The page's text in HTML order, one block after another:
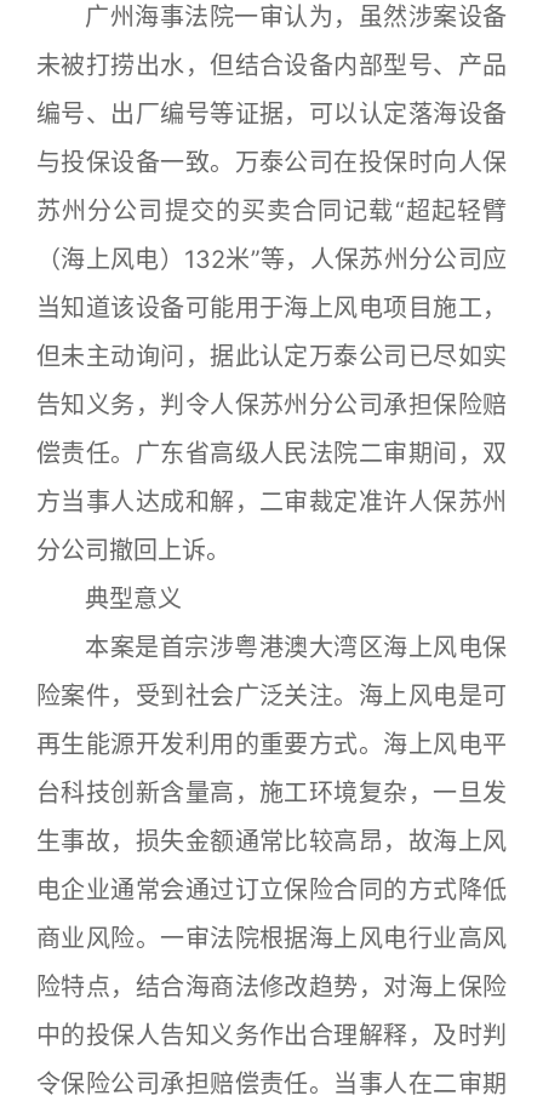
广州海事法院一审认为，虽然涉案设备
未被打捞出水，但结合设备内部型号、产品
编号、出厂编号等证据，可以认定落海设备
与投保设备一致。万泰公司在投保时向人保
苏州分公司提交的买卖合同记载“超起轻臂
（海上风电）132米”等，人保苏州分公司应
当知道该设备可能用于海上风电项目施工，
但未主动询问，据此认定万泰公司已尽如实
告知义务，判令人保苏州分公司承担保险赔
偿责任。广东省高级人民法院二审期间，双
方当事人达成和解，二审裁定准许人保苏州
分公司撤回上诉。
典型意义
本案是首宗涉粤港澳大湾区海上风电保
险案件，受到社会广泛关注。海上风电是可
再生能源开发利用的重要方式。海上风电平
台科技创新含量高，施工环境复杂，一旦发
生事故，损失金额通常比较高昂，故海上风
电企业通常会通过订立保险合同的方式降低
商业风险。一审法院根据海上风电行业高风
险特点，结合海商法修改趋势，对海上保险
中的投保人告知义务作出合理解释，及时判
令保险公司承担赔偿责任。当事人在二审期